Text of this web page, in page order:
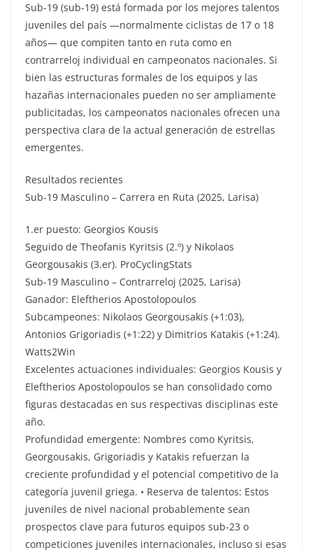
Sub-19 (sub-19) está formada por los mejores talentos
juveniles del país —normalmente ciclistas de 17 o 18
años— que compiten tanto en ruta como en
contrarreloj individual en campeonatos nacionales. Si
bien las estructuras formales de los equipos y las
hazañas internacionales pueden no ser ampliamente
publicitadas, los campeonatos nacionales ofrecen una
perspectiva clara de la actual generación de estrellas
emergentes.
Resultados recientes
Sub-19 Masculino – Carrera en Ruta (2025, Larisa)
1.er puesto: Georgios Kousis
Seguido de Theofanis Kyritsis (2.º) y Nikolaos
Georgousakis (3.er). ProCyclingStats
Sub-19 Masculino – Contrarreloj (2025, Larisa)
Ganador: Eleftherios Apostolopoulos
Subcampeones: Nikolaos Georgousakis (+1:03),
Antonios Grigoriadis (+1:22) y Dimitrios Katakis (+1:24).
Watts2Win
Excelentes actuaciones individuales: Georgios Kousis y
Eleftherios Apostolopoulos se han consolidado como
figuras destacadas en sus respectivas disciplinas este
año.
Profundidad emergente: Nombres como Kyritsis,
Georgousakis, Grigoriadis y Katakis refuerzan la
creciente profundidad y el potencial competitivo de la
categoría juvenil griega. • Reserva de talentos: Estos
juveniles de nivel nacional probablemente sean
prospectos clave para futuros equipos sub-23 o
competiciones juveniles internacionales, incluso si esas